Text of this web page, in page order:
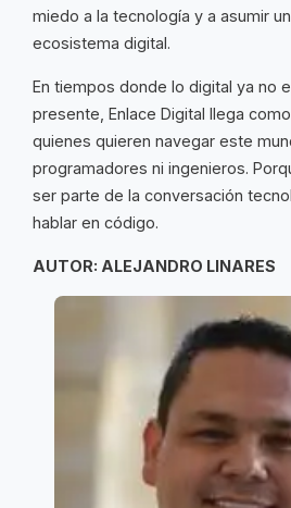
miedo a la tecnología y a asumir
ecosistema digital.
En tiempos donde lo digital ya no
presente, Enlace Digital llega
quienes quieren navegar este
programadores ni ingenieros.
ser parte de la conversación
hablar en código.
AUTOR: ALEJANDRO LINARES